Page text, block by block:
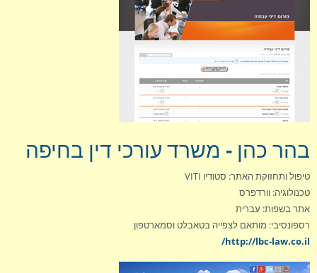
בהר כהן - משרד עורכי דין בחיפה
טיפול ותחזוקת האתר: סטודיו VITI
טכנולוגיה: וורדפרס
אתר בשפות: עברית
רספונסיבי: מותאם לצפייה בטאבלט וסמארטפון
http://lbc-law.co.il/